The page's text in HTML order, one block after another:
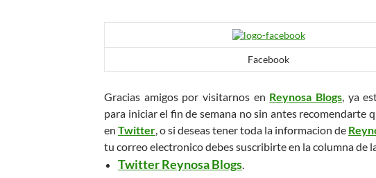
Facebook
Gracias amigos por visitarnos en Reynosa Blogs, ya
para iniciar el fin de semana no sin antes recomendarte
en Twitter, o si deseas tener toda la informacion de
tu correo electronico debes suscribirte en la columna de
Twitter Reynosa Blogs.